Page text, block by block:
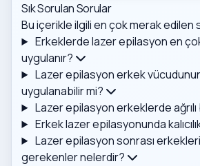
Sık Sorulan Sorular
Bu içerikle ilgili en çok merak edilen
Erkeklerde lazer epilasyon en
uygulanır?
Lazer epilasyon erkek
uygulanabilir mi?
Lazer epilasyon erkeklerde ağrılı
Erkek lazer epilasyonunda
Lazer epilasyon sonrası
gerekenler nelerdir?